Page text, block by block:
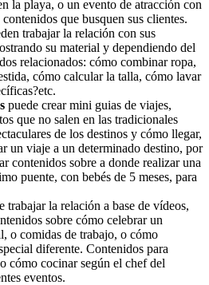
la playa, o un evento de atracción con
que busquen sus clientes.
trabajar la relación con sus
su material y dependiendo del
relacionados: cómo combinar ropa,
cómo calcular la talla, cómo lavar
puede crear mini guias de viajes,
que no salen en las tradicionales
de los destinos y cómo llegar,
un viaje a un determinado destino, por
contenidos sobre a donde realizar una
puente, con bebés de 5 meses, para
trabajar la relación a base de vídeos,
sobre cómo celebrar un
o comidas de trabajo, o cómo
diferente. Contenidos para
cómo cocinar según el chef del
eventos.